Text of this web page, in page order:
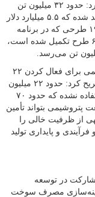
پارسال تفاوتی نداشته و قابل دفاع است، اظهار کرد: حدود ۳۲ میلیون تن
محصول از ابتدای امسال تاکنون در این صنعت تولید شده که ۵.۵ میلیارد دلار
درآمد ارزی کسب شده است، همچنین بر اساس ۱۹ طرحی که در برنامه
بهره‌برداری برای امسال قرار دارند که از بین آنها ۶ طرح تکمیل شده‌ است،
وی در زمینه برنامه‌های شرکت ملی صنایع پتروشیمی برای فعال کردن ۲۲
درصد ظرفیت خالی تولید در صنعت پتروشیمی تصریح کرد: حدود ۲۲ میلیون
تن از ظرفیت نصب‌شده صنعت در سال ۱۴۰۳ استفاده نشده که حدود ۷۰
بتواند تأمین
از ظرفیت خالی را
و پایداری تولید
در توسعه
مصرف سوخت